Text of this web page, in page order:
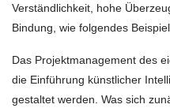
Verständlichkeit, hohe
Bindung, wie folgendes
Das Projektmanagement des
die Einführung künstlicher
gestaltet werden. Was sich